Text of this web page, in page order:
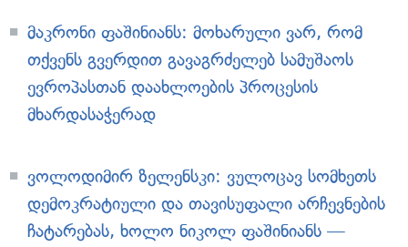
მაკრონი ფაშინიანს: მოხარული ვარ, რომ
თქვენს გვერდით გავაგრძელებ სამუშაოს
ევროპასთან დაახლოების პროცესის
მხარდასაჭერად
ვოლოდიმირ ზელენსკი: ვულოცავ სომხეთს
დემოკრატიული და თავისუფალი არჩევნების
ჩატარებას, ხოლო ნიკოლ ფაშინიანს —